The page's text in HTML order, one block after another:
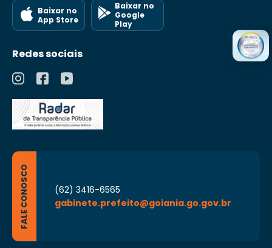
Baixar no
App Store
Baixar no
Google
Play
Redes sociais
FALE CONOSCO
(62) 3416-6565
gabinete.prefeito@goiania.go.gov.br